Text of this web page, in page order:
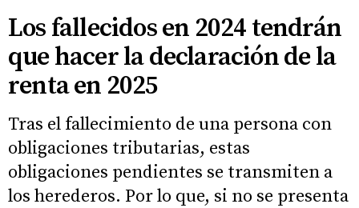
Los fallecidos en 2024 tendrán
que hacer la declaración de la
renta en 2025
Tras el fallecimiento de una persona con
obligaciones tributarias, estas
obligaciones pendientes se transmiten a
los herederos. Por lo que, si no se presenta